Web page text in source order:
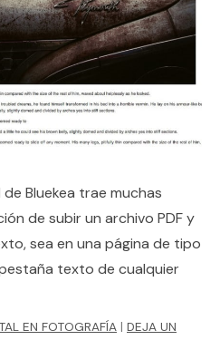
Bluekea trae muchas
de subir un archivo PDF y
sea en una página de tipo
texto de cualquier
EN FOTOGRAFÍA | DEJA UN